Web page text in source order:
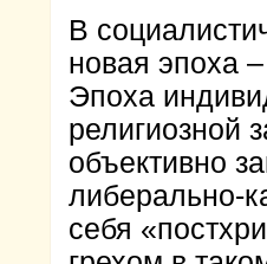
В
новая
Эпоха
религиозной
объективно
либерально-
себя